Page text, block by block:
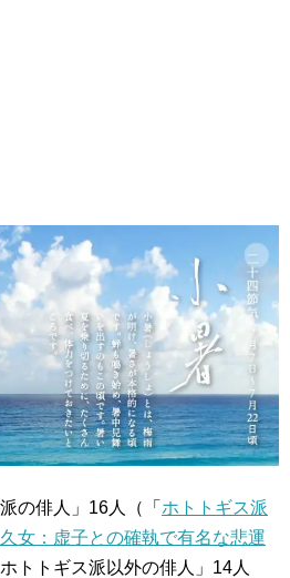
の俳人」16人（「 ホトトギス派
女：虚子との確執で有名な悲運
トトギス派以外の俳人」14人